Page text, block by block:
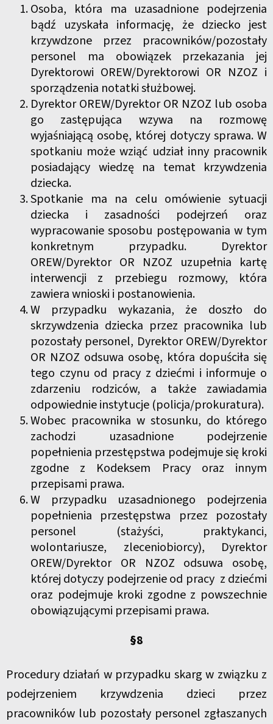
Osoba, która ma uzasadnione podejrzenia
bądź uzyskała informację, że dziecko jest
krzywdzone przez pracowników/pozostały
personel ma obowiązek przekazania jej
Dyrektorowi OREW/Dyrektorowi OR NZOZ i
sporządzenia notatki służbowej.
Dyrektor OREW/Dyrektor OR NZOZ lub osoba
go zastępująca wzywa na rozmowę
wyjaśniającą osobę, której dotyczy sprawa. W
spotkaniu może wziąć udział inny pracownik
posiadający wiedzę na temat krzywdzenia
dziecka.
Spotkanie ma na celu omówienie sytuacji
dziecka i zasadności podejrzeń oraz
wypracowanie sposobu postępowania w tym
konkretnym przypadku. Dyrektor
OREW/Dyrektor OR NZOZ uzupełnia kartę
interwencji z przebiegu rozmowy, która
zawiera wnioski i postanowienia.
W przypadku wykazania, że doszło do
skrzywdzenia dziecka przez pracownika lub
pozostały personel, Dyrektor OREW/Dyrektor
OR NZOZ odsuwa osobę, która dopuściła się
tego czynu od pracy z dziećmi i informuje o
zdarzeniu rodziców, a także zawiadamia
odpowiednie instytucje (policja/prokuratura).
Wobec pracownika w stosunku, do którego
zachodzi uzasadnione podejrzenie
popełnienia przestępstwa podejmuje się kroki
zgodne z Kodeksem Pracy oraz innym
przepisami prawa.
W przypadku uzasadnionego podejrzenia
popełnienia przestępstwa przez pozostały
personel (stażyści, praktykanci,
wolontariusze, zleceniobiorcy), Dyrektor
OREW/Dyrektor OR NZOZ odsuwa osobę,
której dotyczy podejrzenie od pracy z dziećmi
oraz podejmuje kroki zgodne z powszechnie
obowiązującymi przepisami prawa.
§8
Procedury działań w przypadku skarg w związku z
podejrzeniem krzywdzenia dzieci przez
pracowników lub pozostały personel zgłaszanych